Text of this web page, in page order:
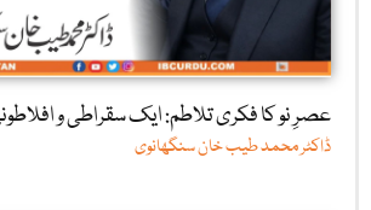
عصرِ نو کا فکری تلاطم: ایک سقراطی و
ڈاکٹر محمد طیب خان سنگھانوی